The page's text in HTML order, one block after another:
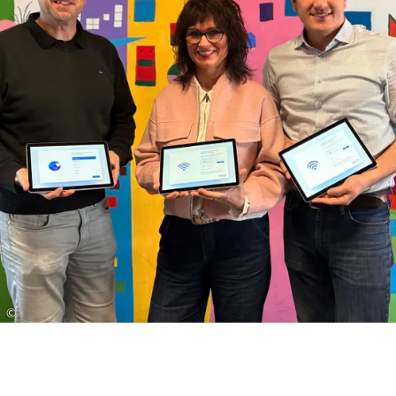
Unterricht im Einsatz, verbleiben in der Schule
und werden gezielt für bestimmte Themen und
Projekte genutzt. So kommen sie unter anderem
beim Lesescreening in den Grundschulklassen,
bei Internetrecherchen oder bei der Vorbereitung
von Referaten zum Einsatz. Die digitalen
Endgeräte ergänzen den Unterricht sinnvoll und
eröffnen neue pädagogische Möglichkeiten.
Besonders wertvoll sind die Tablets im Bereich
der Differenzierung in den sogenannten
„Deutschklassen“. „Deutschklassen“ sind
spezielle Schulklassen in Deutschland, die für
Kinder und Jugendliche eingerichtet werden, die
Deutsch als Zweitsprache lernen
und noch nicht
ausreichend Deutsch sprechen, um dem
©